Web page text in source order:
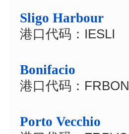
Sligo Harbour
港口代码：IESLI
Bonifacio
港口代码：FRBON
Porto Vecchio